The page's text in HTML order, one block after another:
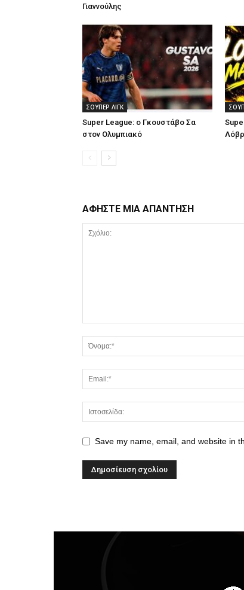
Γιαννούλης
ΣΟΥΠΕΡ ΛΙΓΚ
Super League: ο Γκουστάβο Σα
στον Ολυμπιακό
ΑΦΗΣΤΕ ΜΙΑ ΑΠΑΝΤΗΣΗ
Save my name, email, and website in